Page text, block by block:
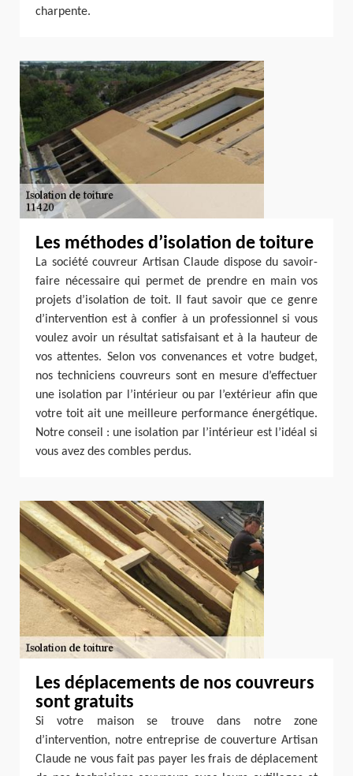
charpente.
Les méthodes d’isolation de toiture
La société couvreur Artisan Claude dispose du savoir-
faire nécessaire qui permet de prendre en main vos
projets d’isolation de toit. Il faut savoir que ce genre
d’intervention est à confier à un professionnel si vous
voulez avoir un résultat satisfaisant et à la hauteur de
vos attentes. Selon vos convenances et votre budget,
nos techniciens couvreurs sont en mesure d’effectuer
une isolation par l’intérieur ou par l’extérieur afin que
votre toit ait une meilleure performance énergétique.
Notre conseil : une isolation par l’intérieur est l’idéal si
vous avez des combles perdus.
Les déplacements de nos couvreurs
sont gratuits
Si votre maison se trouve dans notre zone
d’intervention, notre entreprise de couverture Artisan
Claude ne vous fait pas payer les frais de déplacement